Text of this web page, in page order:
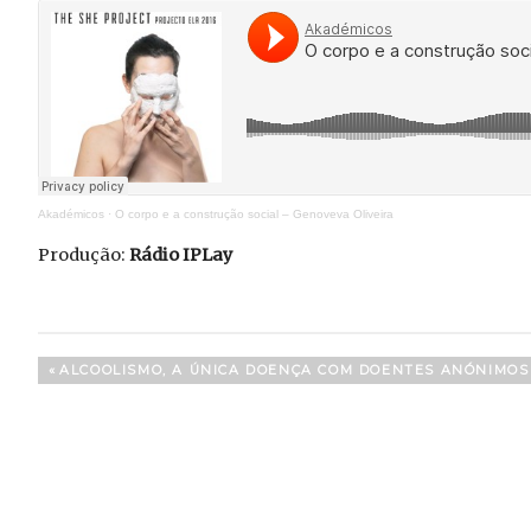
Akadémicos · O corpo e a construção social – Genoveva Oliveira
Produção: Rádio IPLay
Navegação
PREVIOUS
ALCOOLISMO, A ÚNICA DOENÇA COM DOENTES ANÓNIMOS